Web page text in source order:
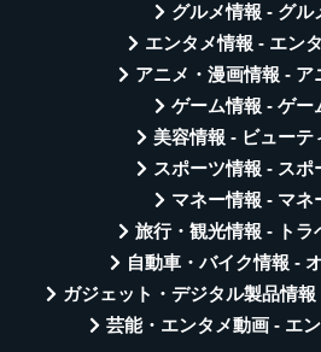
グルメ情報 - グル
エンタメ情報 - エン
アニメ・漫画情報 - ア
ゲーム情報 - ゲー
美容情報 - ビューテ
スポーツ情報 - スポ
マネー情報 - マネ
旅行・観光情報 - トラ
自動車・バイク情報 -
ガジェット・デジタル製品情
芸能・エンタメ動画 - エ